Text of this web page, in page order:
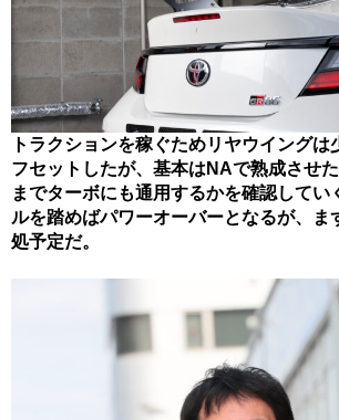
トラクションを稼ぐためリヤウイングは
フセットしたが、基本はNAで熟成させ
までターボにも通用するかを確認してい
ルを踏めばパワーオーバーとなるが、ま
処予定だ。